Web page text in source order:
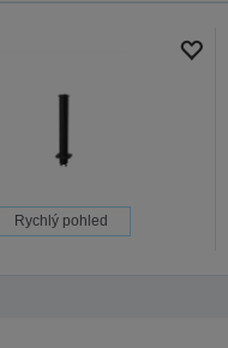
Rychlý pohled